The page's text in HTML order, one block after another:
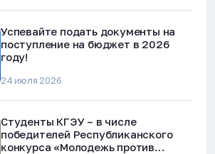
Успевайте подать документы на
поступление на бюджет в 2026
году!
24 июля 2026
Студенты КГЭУ – в числе
победителей Республиканского
конкурса «Молодежь против